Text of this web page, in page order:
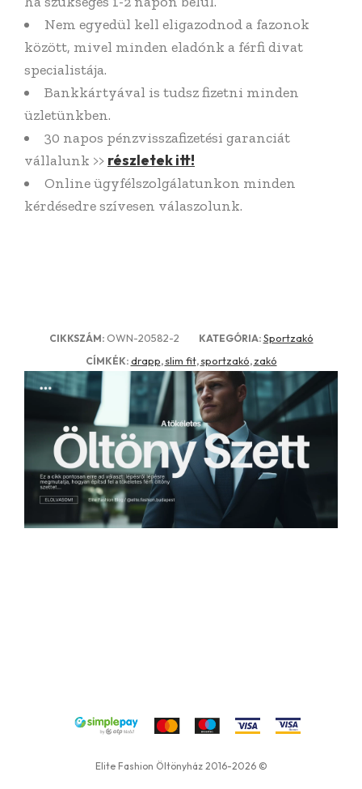
Nem egyedül kell eligazodnod a fazonok
között, mivel minden eladónk a férfi divat
specialistája.
Bankkártyával is tudsz fizetni minden
üzletünkben.
30 napos pénzvisszafizetési garanciát
vállalunk >> részletek itt!
Online ügyfélszolgálatunkon minden
kérdésedre szívesen válaszolunk.
CIKKSZÁM: OWN-20582-2 KATEGÓRIA: Sportzakó
CÍMKÉK: drapp, slim fit, sportzakó,zakó
Elite Fashion Öltönyház 2016-2026 ©